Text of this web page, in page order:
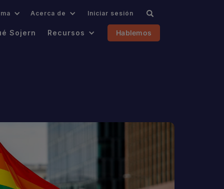
Acerca de Iniciar sesión
Sojern Recursos Hablemos